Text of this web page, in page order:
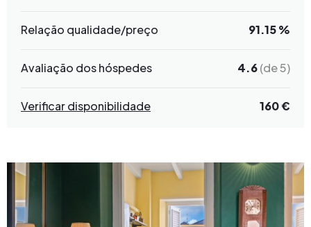
Relação qualidade/preço 91.15 %
Avaliação dos hóspedes 4.6(de 5)
Verificar disponibilidade 160 €